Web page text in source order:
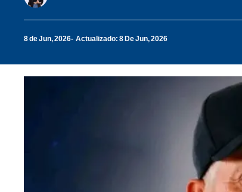
8 de Jun, 2026 Actualizado: 8 De Jun, 2026